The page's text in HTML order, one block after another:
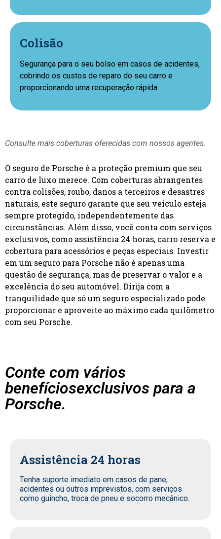
Colisão
Segurança para o seu bolso em casos de acidentes,
cobrindo os custos de reparo do seu carro e
proporcionando uma recuperação rápida.
Consulte mais coberturas oferecidas com nossos agentes.
O seguro de Porsche é a proteção premium que seu
carro de luxo merece. Com coberturas abrangentes
contra colisões, roubo, danos a terceiros e desastres
naturais, este seguro garante que seu veículo esteja
sempre protegido, independentemente das
circunstâncias. Além disso, você conta com serviços
exclusivos, como assistência 24 horas, carro reserva e
cobertura para acessórios e peças especiais. Investir
em um seguro para Porsche não é apenas uma
questão de segurança, mas de preservar o valor e a
excelência do seu automóvel. Dirija com a
tranquilidade que só um seguro especializado pode
proporcionar e aproveite ao máximo cada quilômetro
com seu Porsche.
Conte com vários
benefíciosexclusivos para a
Porsche.
Assistência 24 horas
Tenha suporte imediato em casos de pane,
acidentes ou outros imprevistos, com serviços
como guincho, troca de pneu e socorro mecânico.